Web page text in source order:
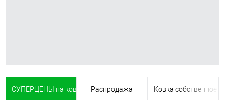
СУПЕРЦЕНЫ на ковку Распродажа Ковка собственное